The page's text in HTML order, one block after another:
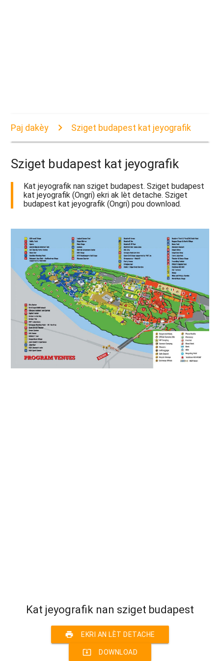
Paj dakèy Sziget budapest kat jeyografik
Sziget budapest kat jeyografik
Kat jeyografik nan sziget budapest. Sziget budapest
kat jeyografik (Ongri) ekri ak lèt detache. Sziget
budapest kat jeyografik (Ongri) pou download.
Kat jeyografik nan sziget budapest
print EKRI AN LÈT DETACHE
system_update_alt DOWNLOAD